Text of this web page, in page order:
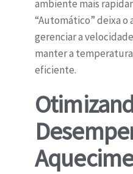
ambiente mais
“Automático” deixa o
gerenciar a
manter a
eficiente.